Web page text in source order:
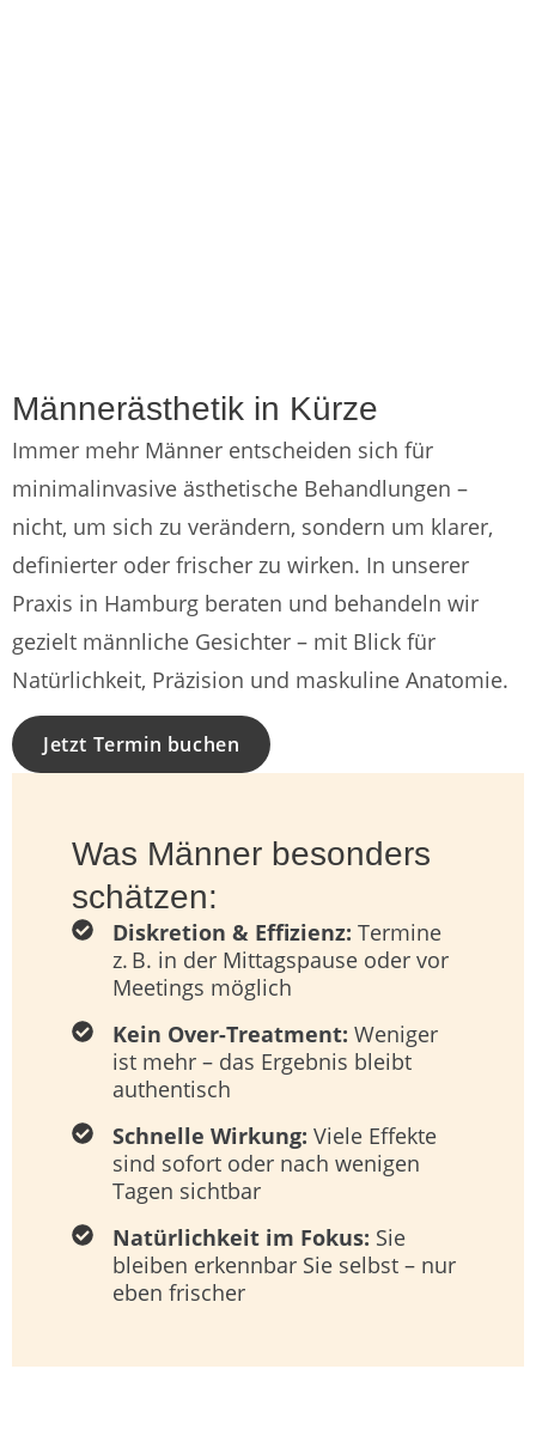
in Hamburg
klar, definiert,
unaufdringlich
in Hamburg
klar, definiert,
unaufdringlich
Männerästhetik in Kürze
Immer mehr Männer entscheiden sich für
minimalinvasive ästhetische Behandlungen –
nicht, um sich zu verändern, sondern um klarer,
definierter oder frischer zu wirken. In unserer
Praxis in Hamburg beraten und behandeln wir
gezielt männliche Gesichter – mit Blick für
Natürlichkeit, Präzision und maskuline Anatomie.
Jetzt Termin buchen
Was Männer besonders
schätzen:
Diskretion & Effizienz: Termine
z. B. in der Mittagspause oder vor
Meetings möglich
Kein Over-Treatment: Weniger
ist mehr – das Ergebnis bleibt
authentisch
Schnelle Wirkung: Viele Effekte
sind sofort oder nach wenigen
Tagen sichtbar
Natürlichkeit im Fokus: Sie
bleiben erkennbar Sie selbst – nur
eben frischer